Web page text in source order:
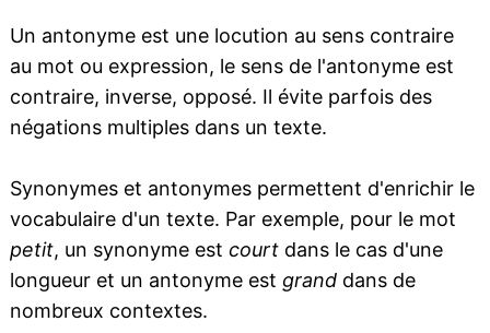
Un antonyme est une locution au sens contraire
au mot ou expression, le sens de l'antonyme est
contraire, inverse, opposé. Il évite parfois des
négations multiples dans un texte.
Synonymes et antonymes permettent d'enrichir le
vocabulaire d'un texte. Par exemple, pour le mot
petit, un synonyme est courtdans le cas d'une
longueur et un antonyme est granddans de
nombreux contextes.